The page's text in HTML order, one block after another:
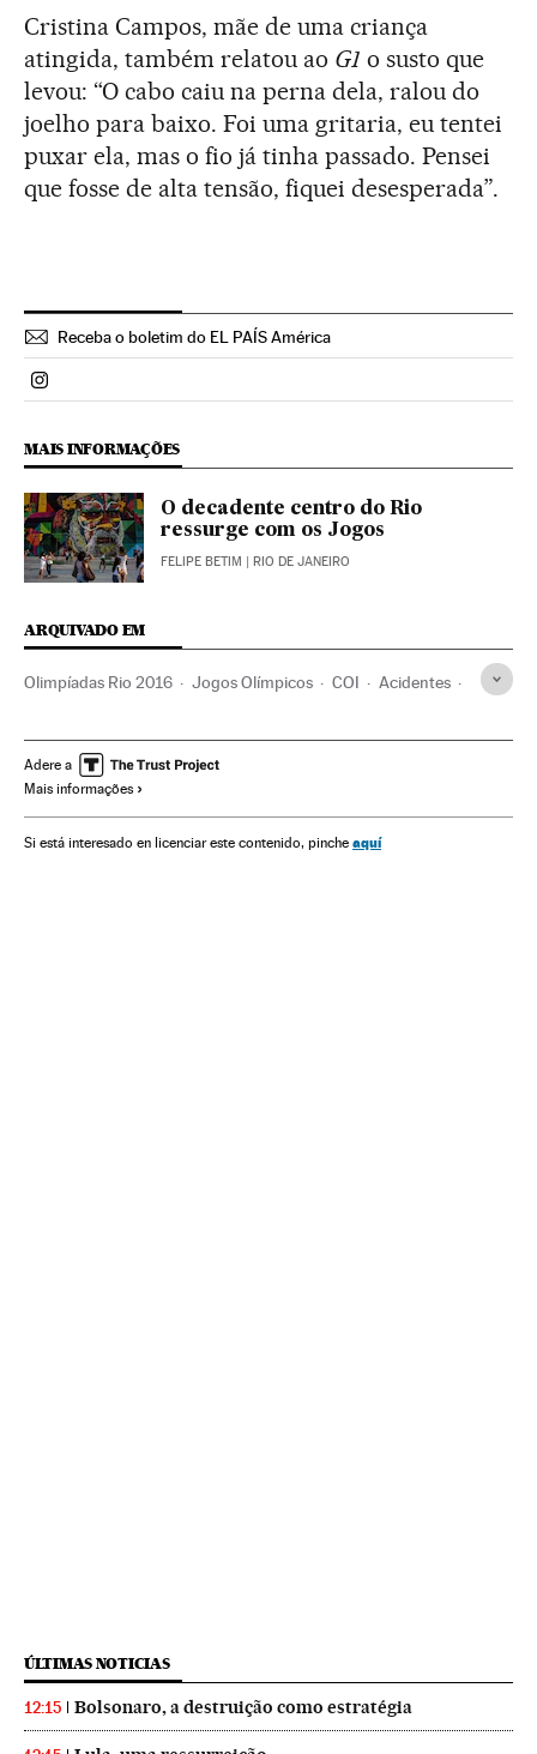
Cristina Campos, mãe de uma criança
atingida, também relatou ao G1 o susto que
levou: “O cabo caiu na perna dela, ralou do
joelho para baixo. Foi uma gritaria, eu tentei
puxar ela, mas o fio já tinha passado. Pensei
que fosse de alta tensão, fiquei desesperada”.
Receba o boletim do EL PAÍS América
Politica El País Brasil en Instagram
MAIS INFORMAÇÕES
O decadente centro do Rio
ressurge com os Jogos
FELIPE BETIM | RIO DE JANEIRO
ARQUIVADO EM
Olimpíadas Rio 2016 Jogos Olímpicos COI Acidentes
Organizações desportivas
Adere a
Mais informações
Si está interesado en licenciar este contenido, pinche aquí
ÚLTIMAS NOTICIAS
12:15 Bolsonaro, a destruição como estratégia